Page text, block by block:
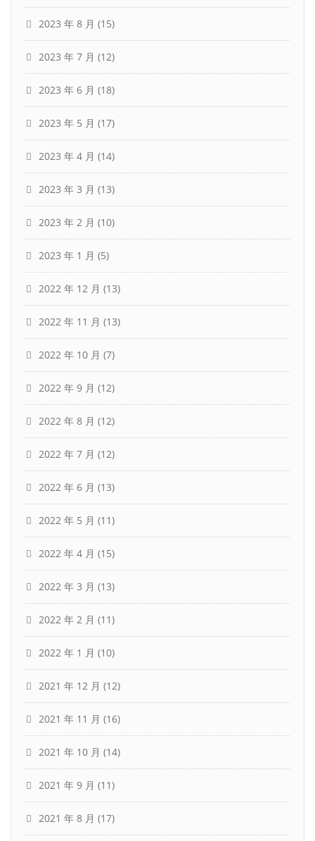
2023 年 8 月 (15)
2023 年 7 月 (12)
2023 年 6 月 (18)
2023 年 5 月 (17)
2023 年 4 月 (14)
2023 年 3 月 (13)
2023 年 2 月 (10)
2023 年 1 月 (5)
2022 年 12 月 (13)
2022 年 11 月 (13)
2022 年 10 月 (7)
2022 年 9 月 (12)
2022 年 8 月 (12)
2022 年 7 月 (12)
2022 年 6 月 (13)
2022 年 5 月 (11)
2022 年 4 月 (15)
2022 年 3 月 (13)
2022 年 2 月 (11)
2022 年 1 月 (10)
2021 年 12 月 (12)
2021 年 11 月 (16)
2021 年 10 月 (14)
2021 年 9 月 (11)
2021 年 8 月 (17)